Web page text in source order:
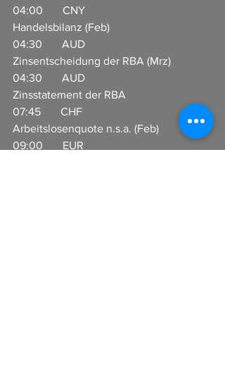
04:00       CNY
Handelsbilanz (Feb)
04:30       AUD
Zinsentscheidung der RBA (Mrz)
04:30       AUD
Zinsstatement der RBA
07:45       CHF
Arbeitslosenquote n.s.a. (Feb)
09:00       EUR